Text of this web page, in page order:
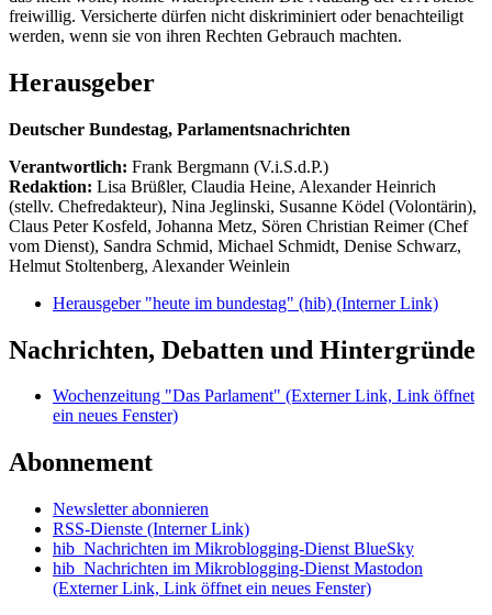
freiwillig. Versicherte dürfen nicht diskriminiert oder benachteiligt
werden, wenn sie von ihren Rechten Gebrauch machten.
Herausgeber
Deutscher Bundestag, Parlamentsnachrichten
Verantwortlich: Frank Bergmann (V.i.S.d.P.)
Redaktion: Lisa Brüßler, Claudia Heine, Alexander Heinrich
(stellv. Chefredakteur), Nina Jeglinski, Susanne Ködel (Volontärin),
Claus Peter Kosfeld, Johanna Metz, Sören Christian Reimer (Chef
vom Dienst), Sandra Schmid, Michael Schmidt, Denise Schwarz,
Helmut Stoltenberg, Alexander Weinlein
Herausgeber "heute im bundestag" (hib) (Interner Link)
Nachrichten, Debatten und Hintergründe
Wochenzeitung "Das Parlament" (Externer Link, Link öffnet
ein neues Fenster)
Abonnement
Newsletter abonnieren
RSS-Dienste (Interner Link)
hib_Nachrichten im Mikroblogging-Dienst BlueSky
hib_Nachrichten im Mikroblogging-Dienst Mastodon
(Externer Link, Link öffnet ein neues Fenster)